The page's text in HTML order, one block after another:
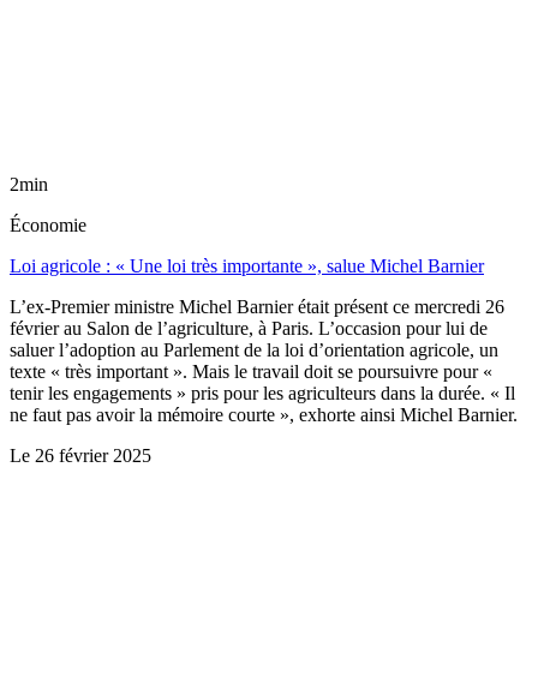
2min
Économie
Loi agricole : « Une loi très importante », salue Michel Barnier
L’ex-Premier ministre Michel Barnier était présent ce mercredi 26
février au Salon de l’agriculture, à Paris. L’occasion pour lui de
saluer l’adoption au Parlement de la loi d’orientation agricole, un
texte « très important ». Mais le travail doit se poursuivre pour «
tenir les engagements » pris pour les agriculteurs dans la durée. « Il
ne faut pas avoir la mémoire courte », exhorte ainsi Michel Barnier.
Le 26 février 2025